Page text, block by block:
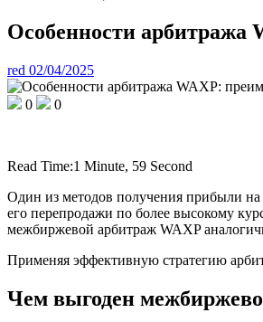
Особенности арбитража
red 02/04/2025
0 0
Read Time:1 Minute, 59 Second
Один из методов получения прибыли на
его перепродажи по более высокому
межбиржевой арбитраж WAXP
Применяя эффективную стратегию
Чем выгоден